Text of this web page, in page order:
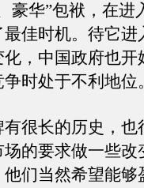
豪华”包袱，在进
佳时机。待它进
，中国政府也开
时处于不利地位
很长的历史，也
的要求做一些改
们当然希望能够